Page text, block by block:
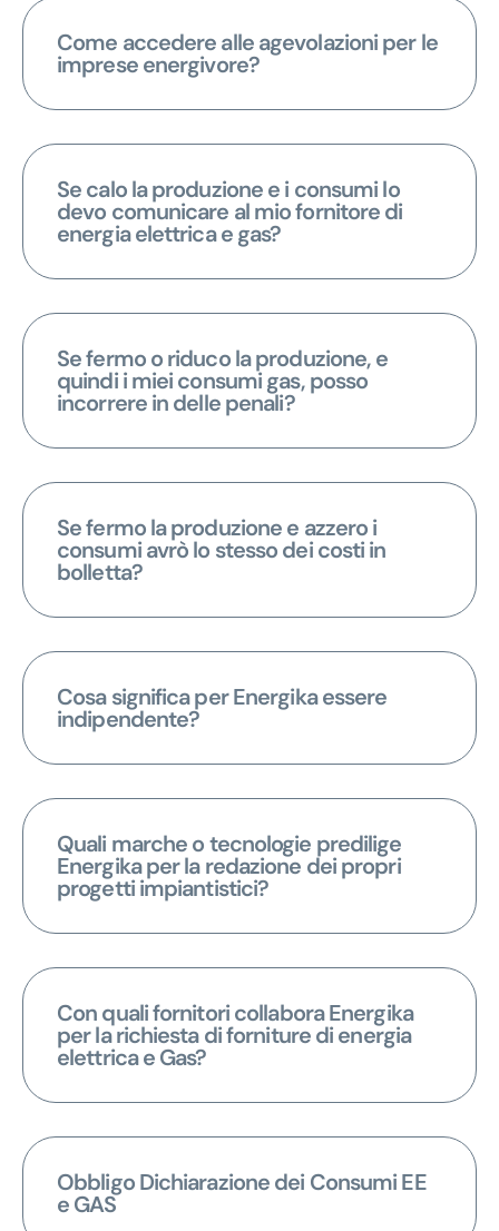
Come accedere alle agevolazioni per le
imprese energivore?
Se calo la produzione e i consumi lo
devo comunicare al mio fornitore di
energia elettrica e gas?
Se fermo o riduco la produzione, e
quindi i miei consumi gas, posso
incorrere in delle penali?
Se fermo la produzione e azzero i
consumi avrò lo stesso dei costi in
bolletta?
Cosa significa per Energika essere
indipendente?
Quali marche o tecnologie predilige
Energika per la redazione dei propri
progetti impiantistici?
Con quali fornitori collabora Energika
per la richiesta di forniture di energia
elettrica e Gas?
Obbligo Dichiarazione dei Consumi EE
e GAS